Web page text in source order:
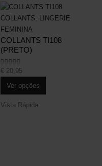
COLLANTS
LINGERIE
FEMININA
COLLANTS TI108
(PRETO)
0out of 5
€20,95
Ver opções
Vista Rápida